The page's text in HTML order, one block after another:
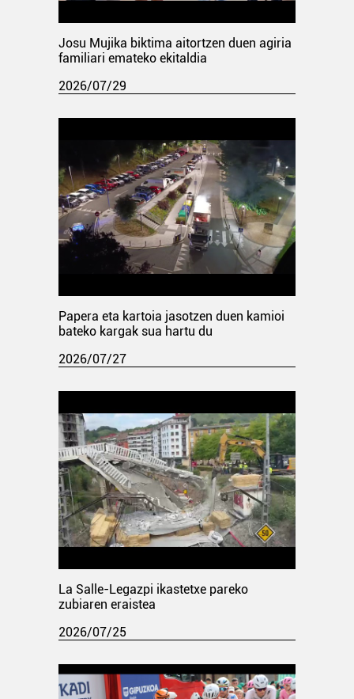
Josu Mujika biktima aitortzen duen agiria
familiari emateko ekitaldia
2026/07/29
Papera eta kartoia jasotzen duen kamioi
bateko kargak sua hartu du
2026/07/27
La Salle-Legazpi ikastetxe pareko
zubiaren eraistea
2026/07/25